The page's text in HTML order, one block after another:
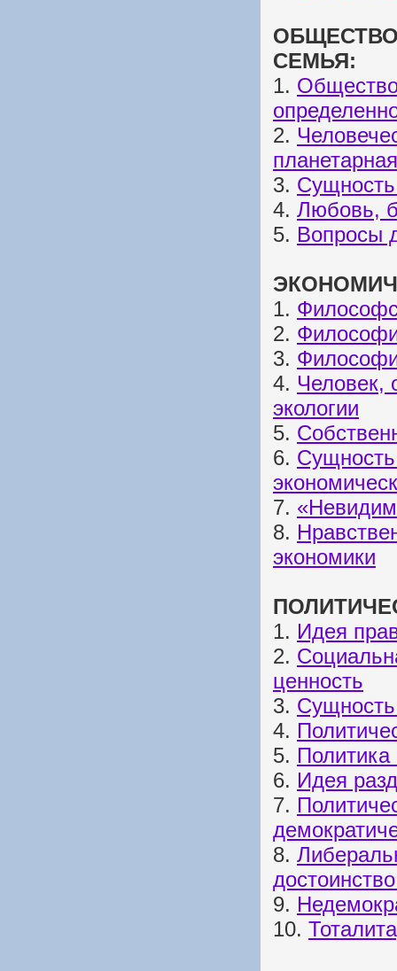
СЕМЬЯ:
1.
2.
3.
4. Любовь,
5. Вопросы
1.
2.
3.
4. Человек,
экологии
5.
6.
7.
8.
экономики
1. Идея
2.
ценность
3. Сущность
4.
5. Политика
6. Идея
7.
8.
9.
10.